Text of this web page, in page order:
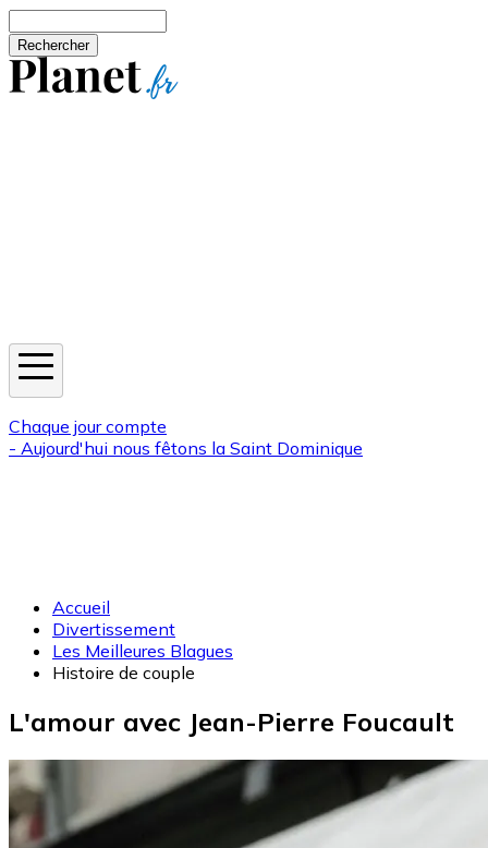
Chaque jour compte
- Aujourd'hui nous fêtons la Saint Dominique
Accueil
Divertissement
Les Meilleures Blagues
Histoire de couple
L'amour avec Jean-Pierre Foucault